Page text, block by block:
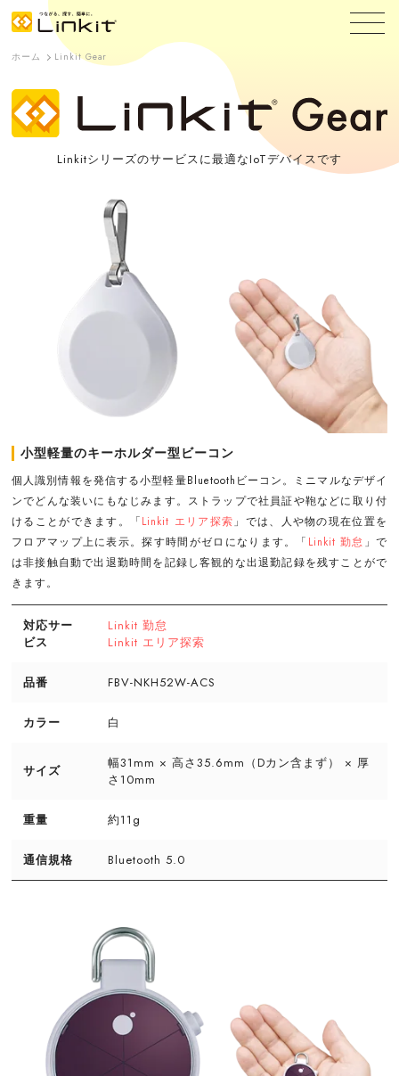
ホーム Linkit Gear
Linkitシリーズのサービスに最適なIoTデバイスです
小型軽量のキーホルダー型ビーコン
個人識別情報を発信する小型軽量Bluetoothビーコン。ミニマルなデザイ
ンでどんな装いにもなじみます。ストラップで社員証や鞄などに取り付
けることができます。「Linkit エリア探索 」では、人や物の現在位置を
フロアマップ上に表示。探す時間がゼロになります。「 Linkit 勤怠 」で
は非接触自動で出退勤時間を記録し客観的な出退勤記録を残すことがで
きます。
対応サー
ビス
Linkit 勤怠
Linkit エリア探索
品番 FBV-NKH52W-ACS
カラー 白
サイズ
幅31mm × 高さ35.6mm（Dカン含まず） × 厚
さ10mm
重量 約11g
通信規格 Bluetooth 5.0